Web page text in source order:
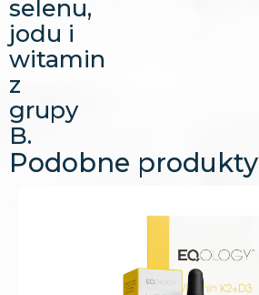
selenu,
jodu i
witamin
z
grupy
B.
Podobne produkty